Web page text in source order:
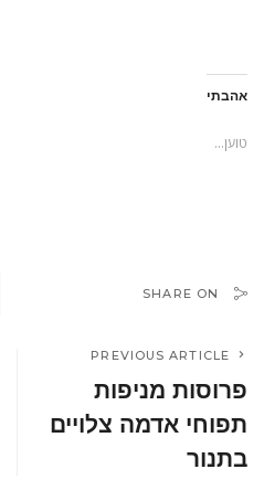
אהבתי
טוען...
SHARE ON
PREVIOUS ARTICLE
פרוסות מניפות
תפוחי אדמה צלויים
בתנור